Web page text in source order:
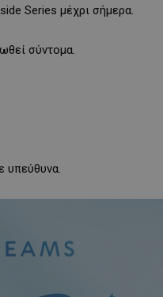
Series μέχρι σήμερα.
σύντομα.
υπεύθυνα.